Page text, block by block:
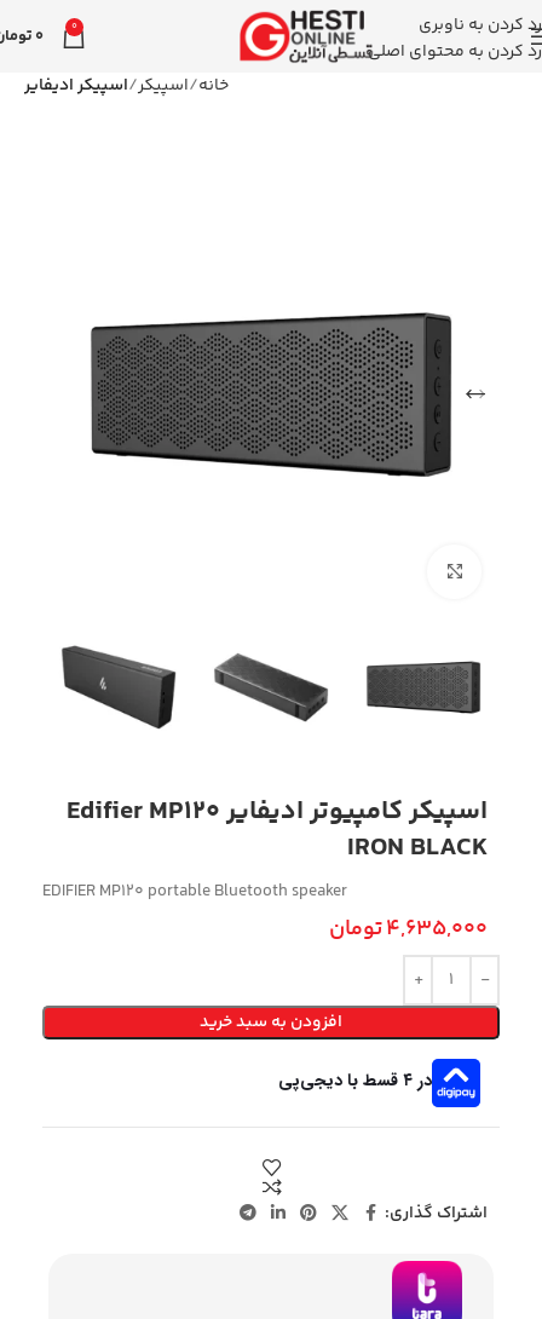
رد کردن به ناوبری
رد کردن به محتوای اصلی
0
0
خانه اسپیکر اسپیکر ادیفایر
اسپیکر کامپیوتر ادیفایر Edifier MP120
IRON BLACK
EDIFIER MP120 portable Bluetooth speaker
4,635,000تومان
افزودن به سبد خرید
در ۴ قسط با دیجی‌پی
اشتراک گذاری: